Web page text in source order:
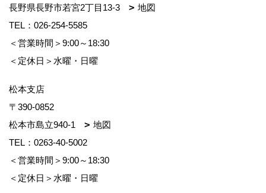
長野県長野市若宮2丁目13-3
地図
TEL： 026-254-5585
＜営業時間＞9:00～18:30
＜定休日＞水曜・日曜
松本支店
〒390-0852
松本市島立940-1
地図
TEL： 0263-40-5002
＜営業時間＞9:00～18:30
＜定休日＞水曜・日曜